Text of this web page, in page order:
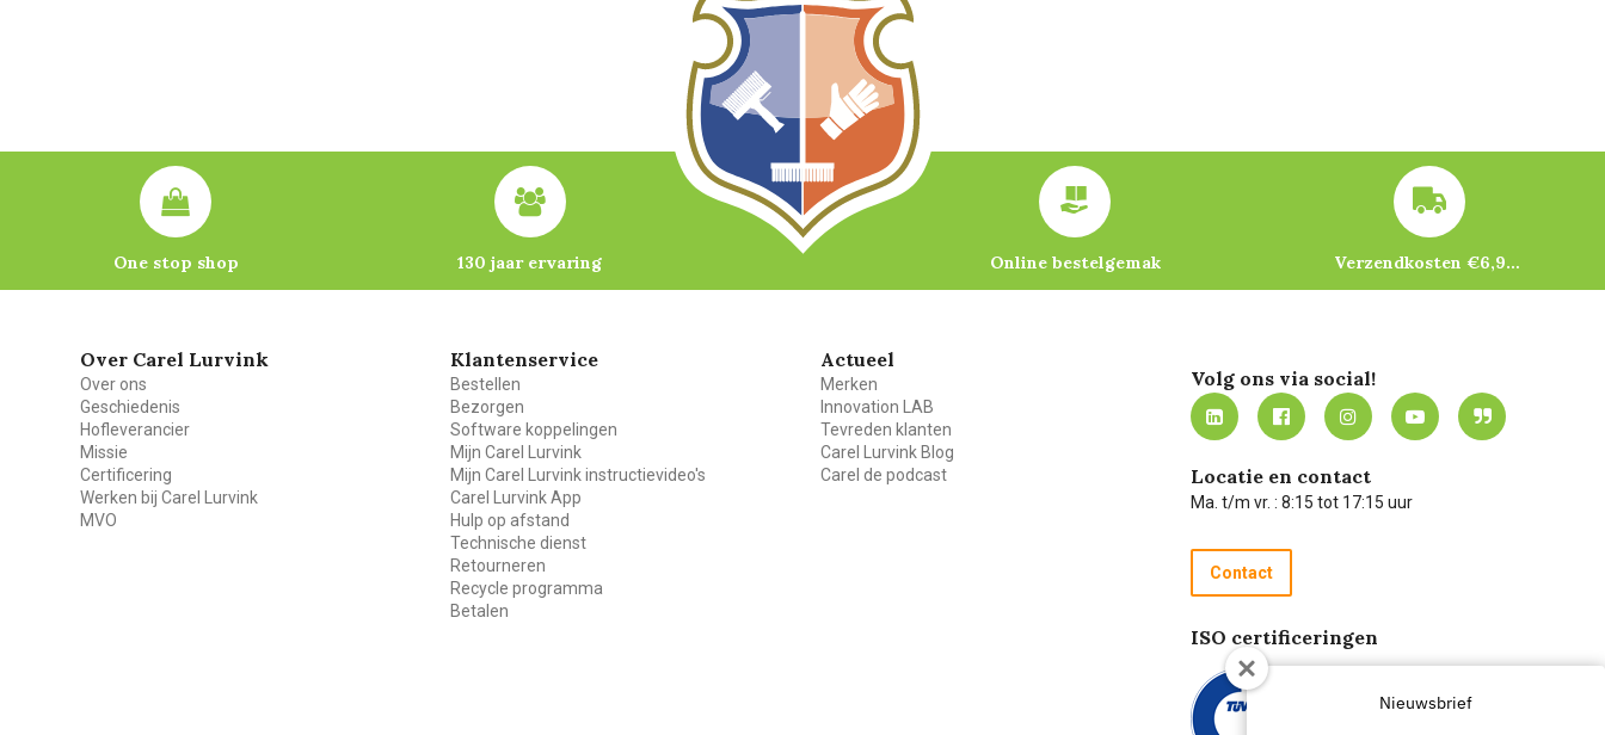
One stop shop 130 jaar ervaring Online bestelgemak Verzendkosten €6,95 – gratis bij je eerste bestelling vanaf €200
Over Carel Lurvink
Over ons
Geschiedenis
Hofleverancier
Missie
Certificering
Werken bij Carel Lurvink
MVO
Klantenservice
Bestellen
Bezorgen
Software koppelingen
Mijn Carel Lurvink
Mijn Carel Lurvink instructievideo's
Carel Lurvink App
Hulp op afstand
Technische dienst
Retourneren
Recycle programma
Betalen
Actueel
Merken
Innovation LAB
Tevreden klanten
Carel Lurvink Blog
Carel de podcast
Volg ons via social!
Locatie en contact
Ma. t/m vr. : 8:15 tot 17:15 uur
Contact
ISO certificeringen
Nieuwsbrief